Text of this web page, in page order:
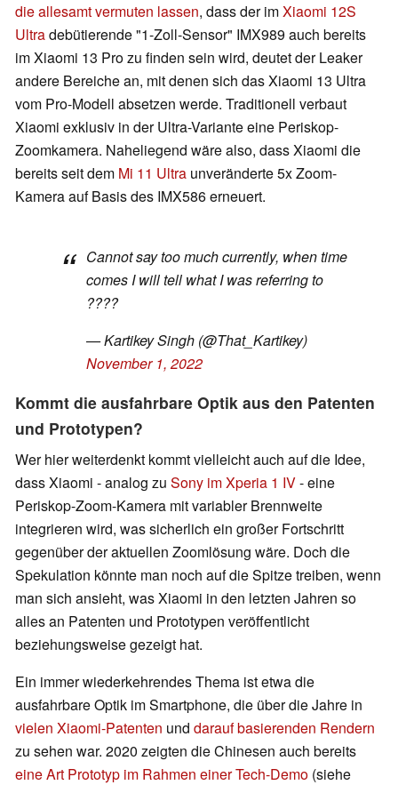
die allesamt vermuten lassen, dass der imXiaomi 12S
Ultradebütierende "1-Zoll-Sensor" IMX989 auch bereits
im Xiaomi 13 Pro zu finden sein wird, deutet der Leaker
andere Bereiche an, mit denen sich das Xiaomi 13 Ultra
vom Pro-Modell absetzen werde. Traditionell verbaut
Xiaomi exklusiv in der Ultra-Variante eine Periskop-
Zoomkamera. Naheliegend wäre also, dass Xiaomi die
bereits seit dem Mi 11 Ultra unveränderte 5x Zoom-
Kamera auf Basis des IMX586 erneuert.
Cannot say too much currently, when time
comes I will tell what I was referring to
????
— Kartikey Singh (@That_Kartikey)
November 1, 2022
Kommt die ausfahrbare Optik aus den Patenten
und Prototypen?
Wer hier weiterdenkt kommt vielleicht auch auf die Idee,
dass Xiaomi - analog zu Sony im Xperia 1 IV- eine
Periskop-Zoom-Kamera mit variabler Brennweite
integrieren wird, was sicherlich ein großer Fortschritt
gegenüber der aktuellen Zoomlösung wäre. Doch die
Spekulation könnte man noch auf die Spitze treiben, wenn
man sich ansieht, was Xiaomi in den letzten Jahren so
alles an Patenten und Prototypen veröffentlicht
beziehungsweise gezeigt hat.
Ein immer wiederkehrendes Thema ist etwa die
ausfahrbare Optik im Smartphone, die über die Jahre in
vielen Xiaomi-Patenten und darauf basierenden Rendern
zu sehen war. 2020 zeigten die Chinesen auch bereits
eine Art Prototyp im Rahmen einer Tech-Demo (siehe